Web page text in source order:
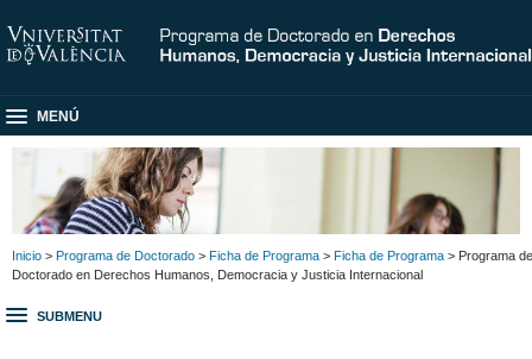
MENÚ
Inicio > Programa de Doctorado > Ficha de Programa > Ficha de Programa > Programa de
Doctorado en Derechos Humanos, Democracia y Justicia Internacional
SUBMENU